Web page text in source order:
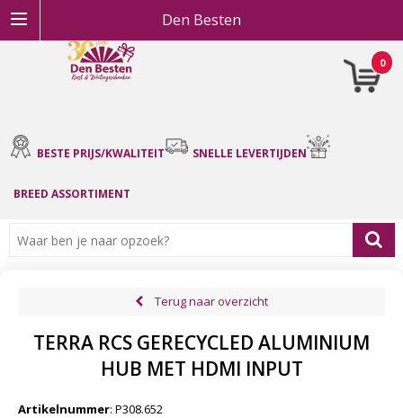
Den Besten
0
BESTE PRIJS/KWALITEIT SNELLE LEVERTIJDEN
BREED ASSORTIMENT
Terug naar overzicht
TERRA RCS GERECYCLED ALUMINIUM
HUB MET HDMI INPUT
Artikelnummer: P308.652